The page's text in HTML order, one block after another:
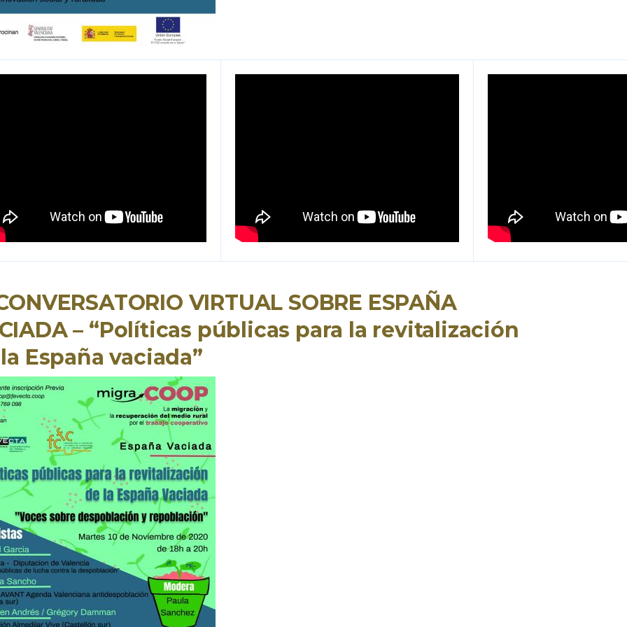
VIRTUAL SOBRE ESPAÑA
– “Políticas públicas para la revitalización
España vaciada”